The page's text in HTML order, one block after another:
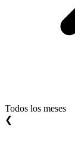
Todos los meses
❮